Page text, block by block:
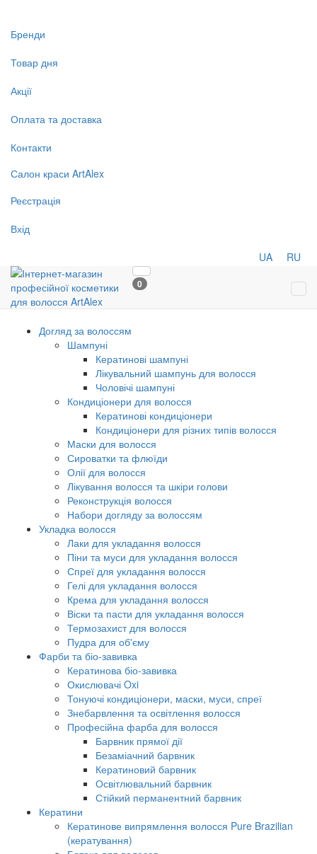
Бренди
Товар дня
Акції
Оплата та доставка
Контакти
Салон краси ArtAlex
Реєстрація
Вхід
UA RU
0
Догляд за волоссям
Шампуні
Кератинові шампуні
Лікувальний шампунь для волосся
Чоловічі шампуні
Кондиціонери для волосся
Кератинові кондиціонери
Кондиціонери для різних типів волосся
Маски для волосся
Сироватки та флюїди
Олії для волосся
Лікування волосся та шкіри голови
Реконструкція волосся
Набори догляду за волоссям
Укладка волосся
Лаки для укладання волосся
Піни та муси для укладання волосся
Спреї для укладання волосся
Гелі для укладання волосся
Крема для укладання волосся
Віски та пасти для укладання волосся
Термозахист для волосся
Пудра для об'єму
Фарби та біо-завивка
Кератинова біо-завивка
Окислювачі Oxi
Тонуючі кондиціонери, маски, муси, спреї
Знебарвлення та освітлення волосся
Професійна фарба для волосся
Барвник прямої дії
Безаміачний барвник
Кератиновий барвник
Освітлювальний барвник
Стійкий перманентний барвник
Кератини
Кератинове випрямлення волосся Pure Brazilian
(кератування)